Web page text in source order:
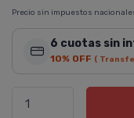
Precio sin impuestos
6 cuotas sin
10% OFF (